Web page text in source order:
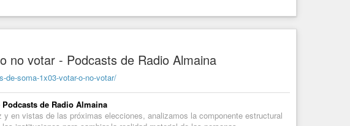
no votar - Podcasts de Radio Almaina
de-soma-1x03-votar-o-no-votar/
de Radio Almaina
en vistas de las próximas elecciones, analizamos la componente estructural